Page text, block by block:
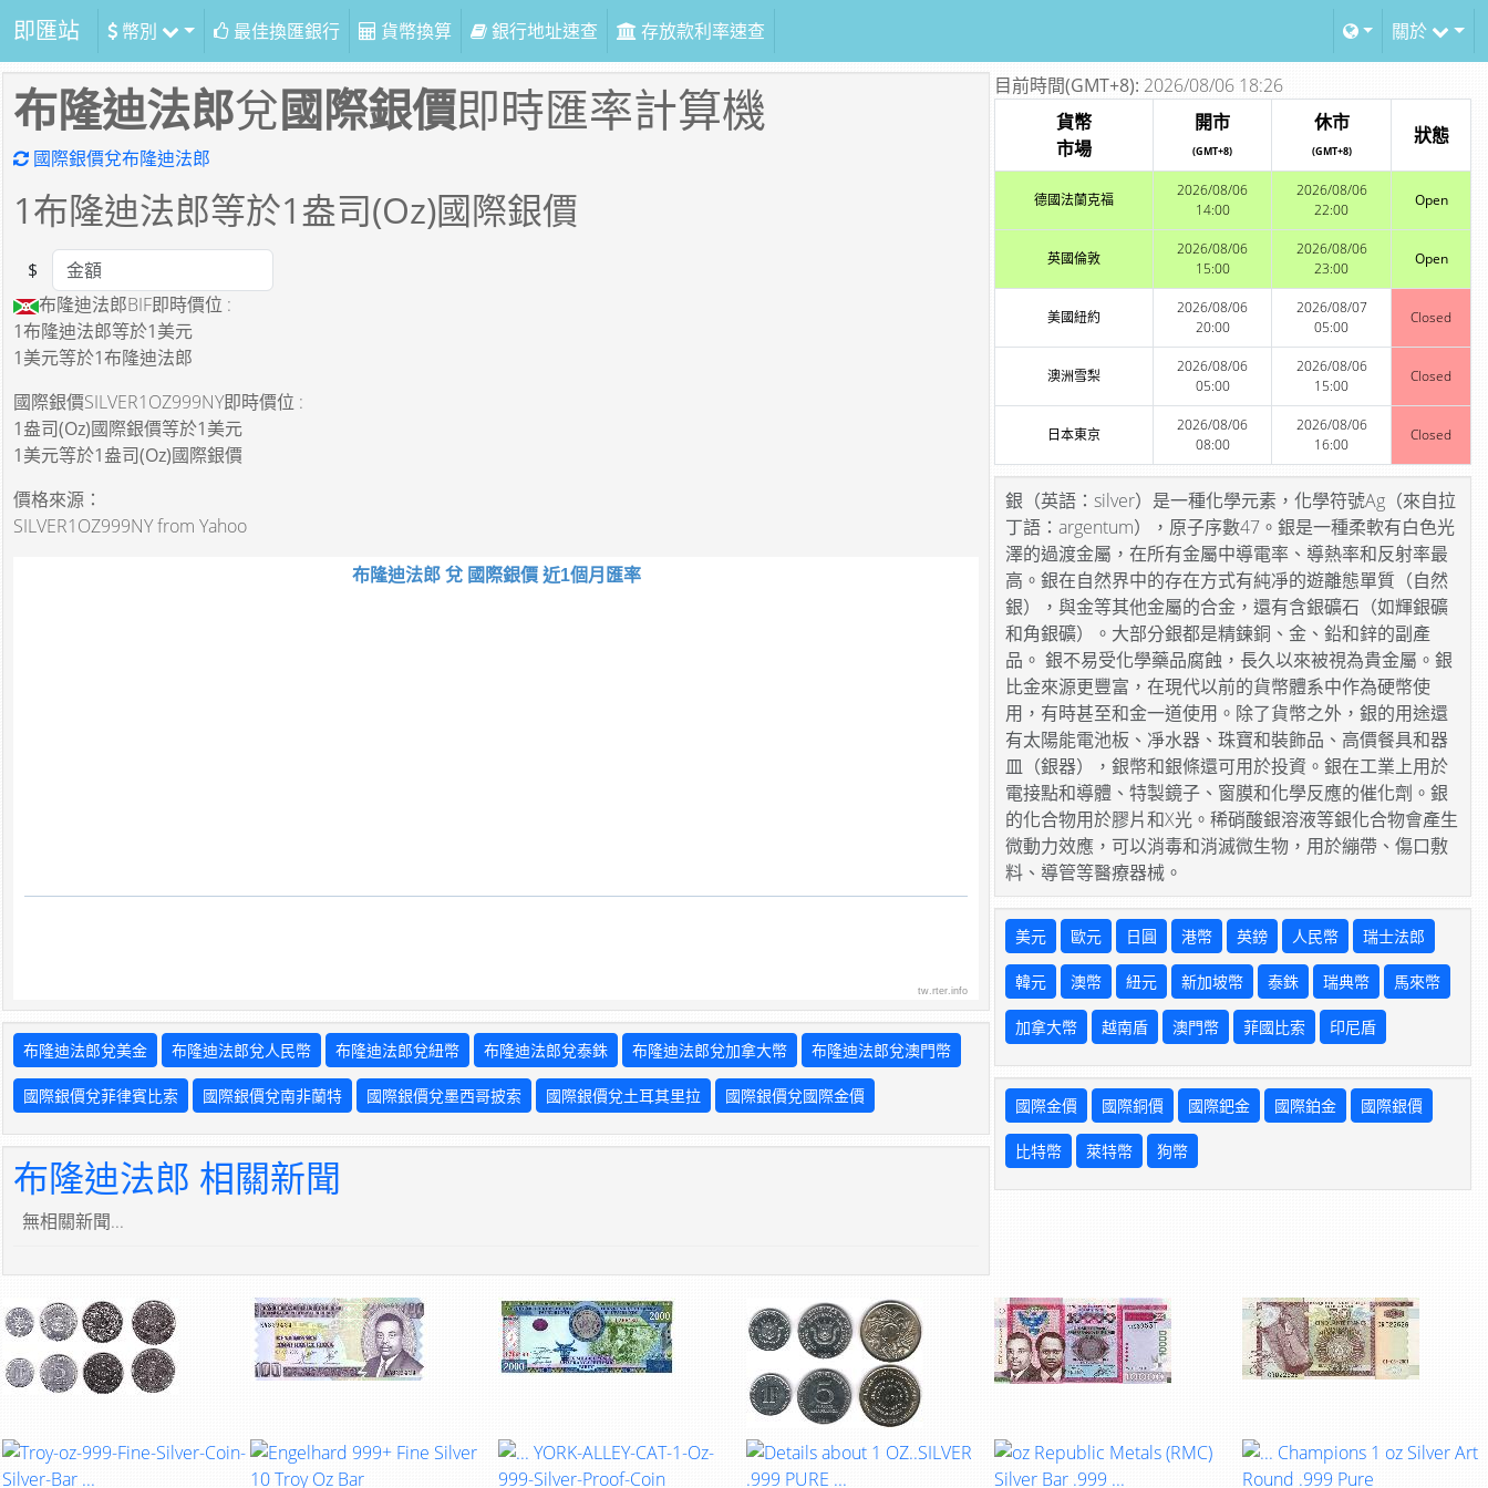
即匯站 幣別 最佳換匯銀行 貨幣換算 銀行地址速查 存放款利率速查 關於
布隆迪法郎兌國際銀價即時匯率計算機
國際銀價兌布隆迪法郎
1布隆迪法郎等於1盎司(Oz)國際銀價
Amount
$
布隆迪法郎BIF即時價位 :
1布隆迪法郎等於1美元
1美元等於1布隆迪法郎
國際銀價SILVER1OZ999NY即時價位 :
1盎司(Oz)國際銀價等於1美元
1美元等於1盎司(Oz)國際銀價
價格來源：
SILVER1OZ999NY from Yahoo
布隆迪法郎 兌 國際銀價 近1個月匯率
tw.rter.info
布隆迪法郎兌美金 布隆迪法郎兌人民幣 布隆迪法郎兌紐幣 布隆迪法郎兌泰銖 布隆迪法郎兌加拿大幣 布隆迪法郎兌澳門幣
國際銀價兌菲律賓比索 國際銀價兌南非蘭特 國際銀價兌墨西哥披索 國際銀價兌土耳其里拉 國際銀價兌國際金價
布隆迪法郎 相關新聞
無相關新聞...
目前時間(GMT+8): 2026/08/06 18:26
貨幣
市場
開市
(GMT+8)
休市
(GMT+8)
狀態
德國法蘭克福
2026/08/06
14:00
2026/08/06
22:00
Open
英國倫敦
2026/08/06
15:00
2026/08/06
23:00
Open
美國紐約
2026/08/06
20:00
2026/08/07
05:00
Closed
澳洲雪梨
2026/08/06
05:00
2026/08/06
15:00
Closed
日本東京
2026/08/06
08:00
2026/08/06
16:00
Closed
銀（英語：silver）是一種化學元素，化學符號Ag（來自拉
丁語：argentum），原子序數47。銀是一種柔軟有白色光
澤的過渡金屬，在所有金屬中導電率、導熱率和反射率最
高。銀在自然界中的存在方式有純凈的遊離態單質（自然
銀），與金等其他金屬的合金，還有含銀礦石（如輝銀礦
和角銀礦）。大部分銀都是精鍊銅、金、鉛和鋅的副產
品。 銀不易受化學藥品腐蝕，長久以來被視為貴金屬。銀
比金來源更豐富，在現代以前的貨幣體系中作為硬幣使
用，有時甚至和金一道使用。除了貨幣之外，銀的用途還
有太陽能電池板、凈水器、珠寶和裝飾品、高價餐具和器
皿（銀器），銀幣和銀條還可用於投資。銀在工業上用於
電接點和導體、特製鏡子、窗膜和化學反應的催化劑。銀
的化合物用於膠片和X光。稀硝酸銀溶液等銀化合物會產生
微動力效應，可以消毒和消滅微生物，用於繃帶、傷口敷
料、導管等醫療器械。
美元 歐元 日圓 港幣 英鎊 人民幣 瑞士法郎
韓元 澳幣 紐元 新加坡幣 泰銖 瑞典幣 馬來幣
加拿大幣 越南盾 澳門幣 菲國比索 印尼盾
國際金價 國際銅價 國際鈀金 國際鉑金 國際銀價
比特幣 萊特幣 狗幣